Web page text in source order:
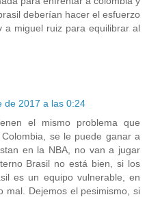
deberían hacer el esfuerzo
a miguel ruiz para equilibrar al
de 2017 a las 0:24
el mismo problema que
se le puede ganar a
en la NBA, no van a jugar
Brasil no está bien, si los
es un equipo vulnerable, en
mal. Dejemos el pesimismo, si